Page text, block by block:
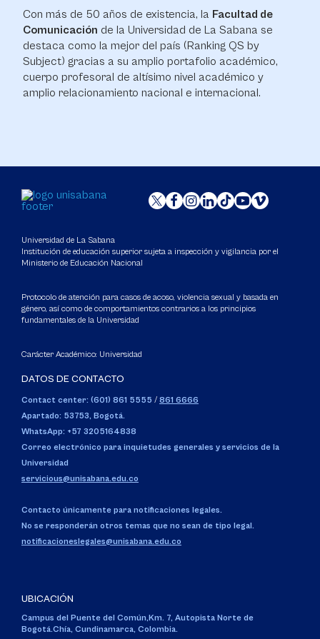
Con más de 50 años de existencia, la Facultad de
Comunicación de la Universidad de La Sabana se
destaca como la mejor del país (Ranking QS by
Subject) gracias a su amplio portafolio académico,
cuerpo profesoral de altísimo nivel académico y
amplio relacionamiento nacional e internacional.
Universidad de La Sabana
Institución de educación superior sujeta a inspección y vigilancia por el
Ministerio de Educación Nacional
Protocolo de atención para casos de acoso, violencia sexual y basada en
género, así como de comportamientos contrarios a los principios
fundamentales de la Universidad
Carácter Académico: Universidad
DATOS DE CONTACTO
Contact center: (601) 861 5555 / 861 6666
Apartado: 53753, Bogotá.
WhatsApp: +57 3205164838
Correo electrónico para inquietudes generales y servicios de la
Universidad
servicious@unisabana.edu.co
Contacto únicamente para notificaciones legales.
No se responderán otros temas que no sean de tipo legal.
notificacioneslegales@unisabana.edu.co
UBICACIÓN
Campus del Puente del Común,Km. 7, Autopista Norte de
Bogotá.Chía, Cundinamarca, Colombia.